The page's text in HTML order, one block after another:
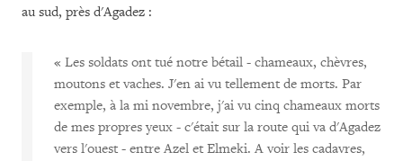
au sud, près d'Agadez :
« Les soldats ont tué notre bétail - chameaux, chèvres,
moutons et vaches. J'en ai vu tellement de morts. Par
exemple, à la mi novembre, j'ai vu cinq chameaux morts
de mes propres yeux - c'était sur la route qui va d'Agadez
vers l'ouest - entre Azel et Elmeki. A voir les cadavres,